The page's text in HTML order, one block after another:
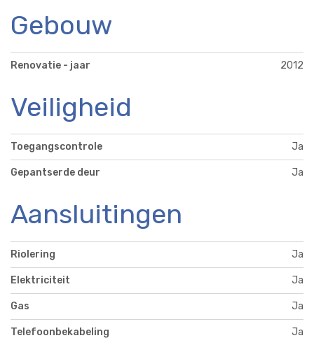
Gebouw
Renovatie - jaar 2012
Veiligheid
Toegangscontrole Ja
Gepantserde deur Ja
Aansluitingen
Riolering Ja
Elektriciteit Ja
Gas Ja
Telefoonbekabeling Ja